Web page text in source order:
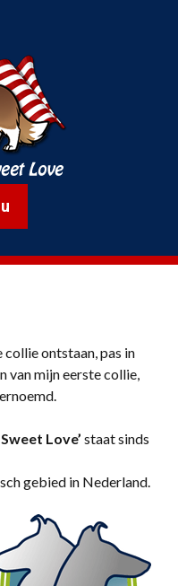
ontstaan, pas in
van mijn eerste collie,
Love’ staat sinds
gebied in Nederland.